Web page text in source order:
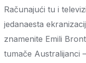
Računajući tu i
jedanaesta
znamenite Emili
tumače Australijanci